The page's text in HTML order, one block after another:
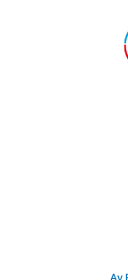
FAST BURGERS
Av.